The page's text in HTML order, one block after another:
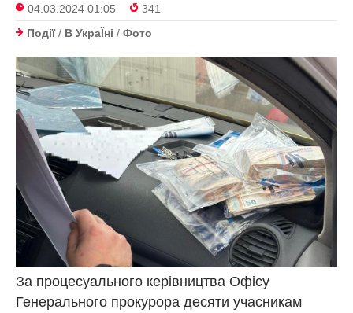
04.03.2024 01:05
341
Події/ В УкраЇнi / Фото
За процесуального керівництва Офісу
Генерального прокурора десяти учасникам